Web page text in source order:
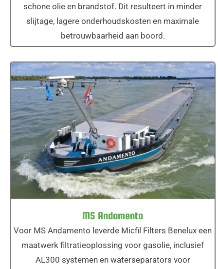
schone olie en brandstof. Dit resulteert in minder
slijtage, lagere onderhoudskosten en maximale
betrouwbaarheid aan boord.
MS Andamento
MS Andamento
Voor MS Andamento leverde Micfil Filters Benelux een
maatwerk filtratieoplossing voor gasolie, inclusief
AL300 systemen en waterseparators voor